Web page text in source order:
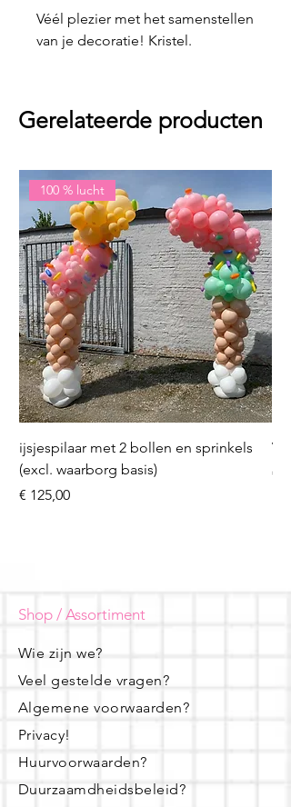
Véél plezier met het samenstellen
van je decoratie! Kristel.
Gerelateerde producten
100 % lucht
ijsjespilaar met 2 bollen en sprinkels
(excl. waarborg basis)
Prijs
€ 125,00
Prijs
€
Shop / Assortiment
Wie zijn we?
Veel gestelde vragen?
Algemene voorwaarden?
Privacy!
Huurvoorwaarden?
Duurzaamdheidsbeleid?